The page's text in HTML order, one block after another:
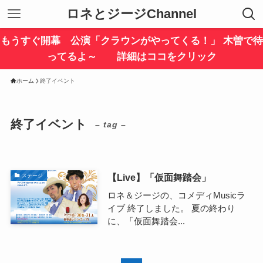
ロネとジージChannel
もうすぐ開幕 公演「クラウンがやってくる！」 木曽で待
ってるよ～ 詳細はココをクリック
ホーム 終了イベント
終了イベント – tag –
ステージ 【Live】「仮面舞踏会」
ロネ＆ジージの、コメディMusicラ
イブ 終了しました。 夏の終わり
に、「仮面舞踏会...